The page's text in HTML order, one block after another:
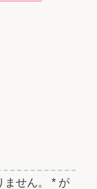
せん。 * が